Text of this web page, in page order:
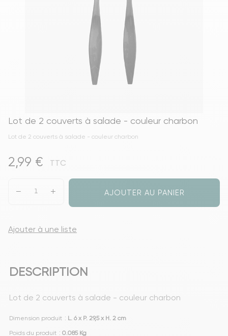
Lot de 2 couverts à salade - couleur charbon
Lot de 2 couverts à salade - couleur charbon
2,99 € TTC
AJOUTER AU PANIER
Ajouter à une liste
DESCRIPTION
Lot de 2 couverts à salade - couleur charbon
Dimension produit : L. 6 x P. 29,5 x H. 2 cm
Poids du produit : 0.085 Kg